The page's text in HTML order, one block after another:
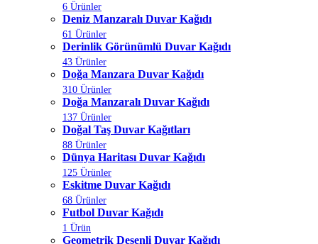
6 Ürünler
Deniz Manzaralı Duvar Kağıdı
61 Ürünler
Derinlik Görünümlü Duvar Kağıdı
43 Ürünler
Doğa Manzara Duvar Kağıdı
310 Ürünler
Doğa Manzaralı Duvar Kağıdı
137 Ürünler
Doğal Taş Duvar Kağıtları
88 Ürünler
Dünya Haritası Duvar Kağıdı
125 Ürünler
Eskitme Duvar Kağıdı
68 Ürünler
Futbol Duvar Kağıdı
1 Ürün
Geometrik Desenli Duvar Kağıdı